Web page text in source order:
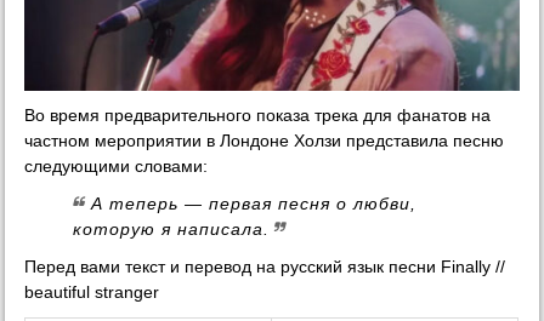
Во время предварительного показа трека для фанатов на
частном мероприятии в Лондоне Холзи представила песню
следующими словами:
А теперь — первая песня о любви,
которую я написала.
Перед вами текст и перевод на русский язык песни Finally //
beautiful stranger